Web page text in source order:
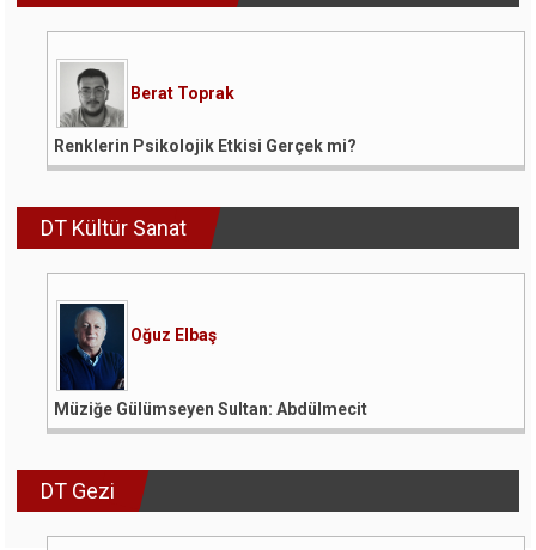
Berat Toprak
Renklerin Psikolojik Etkisi Gerçek mi?
DT Kültür Sanat
Oğuz Elbaş
Müziğe Gülümseyen Sultan: Abdülmecit
DT Gezi